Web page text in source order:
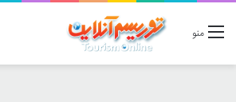
منو